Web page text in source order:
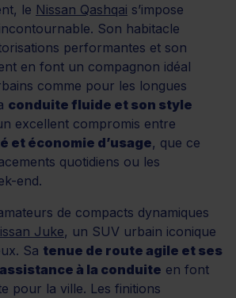
le Nissan Qashqai s’impose
Son habitacle
performantes et son
en font un compagnon idéal
comme pour les longues
conduite fluide et son style
excellent compromis entre
et économie d’usage, que ce
quotidiens ou les
end.
de compacts dynamiques
Juke, un SUV urbain iconique
Sa tenue de route agile et ses
à la conduite en font
pour la ville. Les finitions